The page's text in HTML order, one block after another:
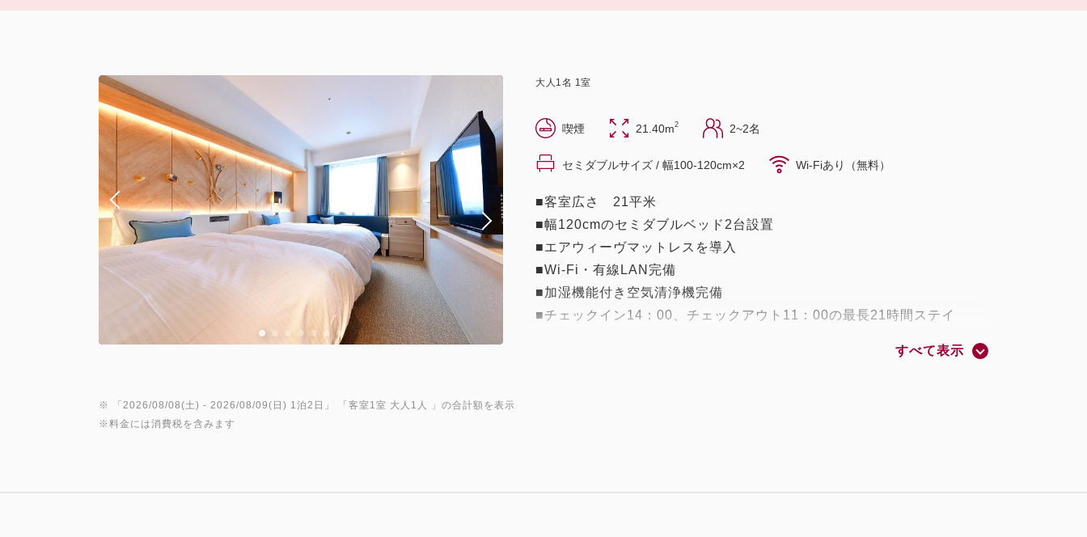
大人 1名 1室
喫煙 21.40m2 2~2名
セミダブルサイズ / 幅100-120cm×2 Wi-Fiあり（無料）
■客室広さ 21平米
■幅120cmのセミダブルベッド2台設置
■エアウィーヴマットレスを導入
■Wi-Fi・有線LAN完備
■加湿機能付き空気清浄機完備
■チェックイン14：00、チェックアウト11：00の最長21時間ステイ
すべて表示
※ 「 2026/08/08(土) - 2026/08/09(日) 1泊2日 」 「 客室1室 大人1人
」の合計額を表示
※料金には消費税を含みます